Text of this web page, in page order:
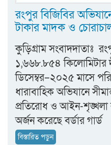
রংপুর বিজিবির
টাকার মাদক ও
কুড়িগ্রাম সংবাদদাতাঃ
১,৬৬৮.৮৫৪ কিলোমিটার
ডিসেম্বর–২০২৫ মাসে
ধারাবাহিক অভিযানে
প্রতিরোধ ও আইন-শৃঙ্খলা
অর্জন করেছে বর্ডার গার্ড
বিস্তারিত পড়ুন